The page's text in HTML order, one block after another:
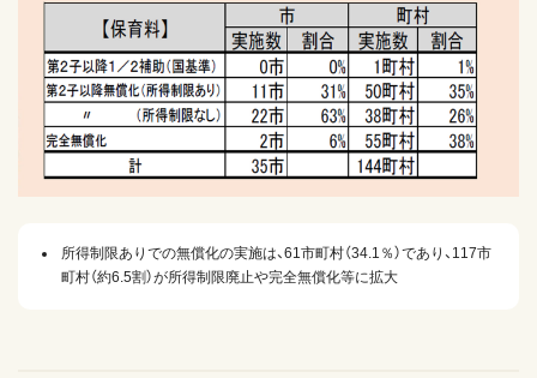
所得制限ありでの無償化の実施は、61市町村（34.1％）であり、117市
町村（約6.5割）が所得制限廃止や完全無償化等に拡大